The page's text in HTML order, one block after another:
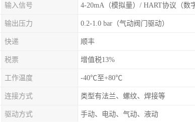
输入信号 4-20mA（模拟量）/ HART协议（数
输出压力 0.2-1.0 bar（气动阀门驱动）
快递 顺丰
税票 增值税13%
工作温度 -40℃至+80℃
连接方式 类型有法兰、螺纹、焊接等
驱动方式 手动、电动、气动、液动